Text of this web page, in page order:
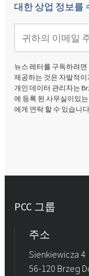
대한 상업 정보를
뉴스 레터를 구독하려
제공하는 것은 자발적
개인 데이터 관리자는
에 등록 된 사무실이있
에게 연락 할 수 있습니
PCC 그룹
주소
Sienkiewicza 4
56-120 Brzeg